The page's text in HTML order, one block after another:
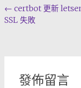
Post
navigation
← certbot 更新
SSL 失敗
發佈留言